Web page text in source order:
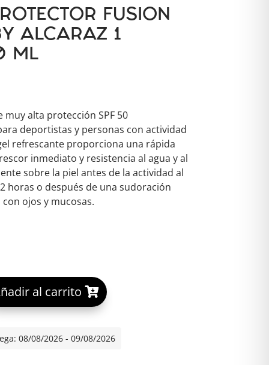
FUSION
ALCARAZ 1
ML
alta protección SPF 50
deportistas y personas con actividad
refrescante proporciona una rápida
inmediato y resistencia al agua y al
sobre la piel antes de la actividad al
horas o después de una sudoración
ojos y mucosas.
FUSION GEL SPORT BY ALCARAZ 1 FRASCO 100 ML
al carrito
A
e
08/08/2026 - 09/08/2026